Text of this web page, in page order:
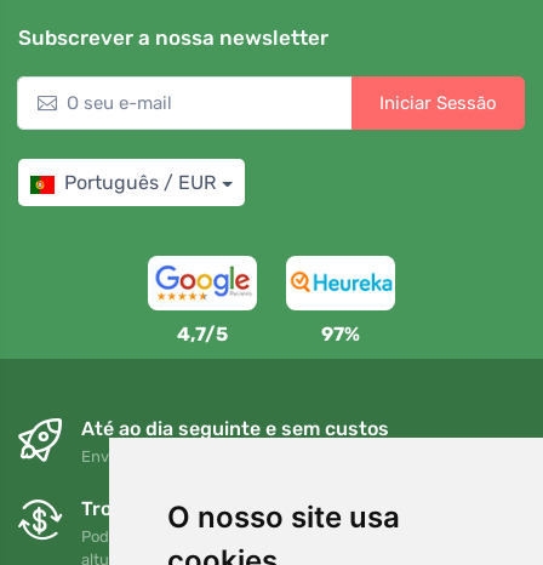
O nosso site usa
Subscrever a nossa newsletter
Iniciar Sessão
Português / EUR
4,7/5 97%
Até ao dia seguinte e sem custos
Envio gratuito para encomendas superiores a 80 EUR
Trocas e devoluções gratuitas
Pode devolver ou trocar a sua encomenda em qualquer
altura no prazo de 90 dias